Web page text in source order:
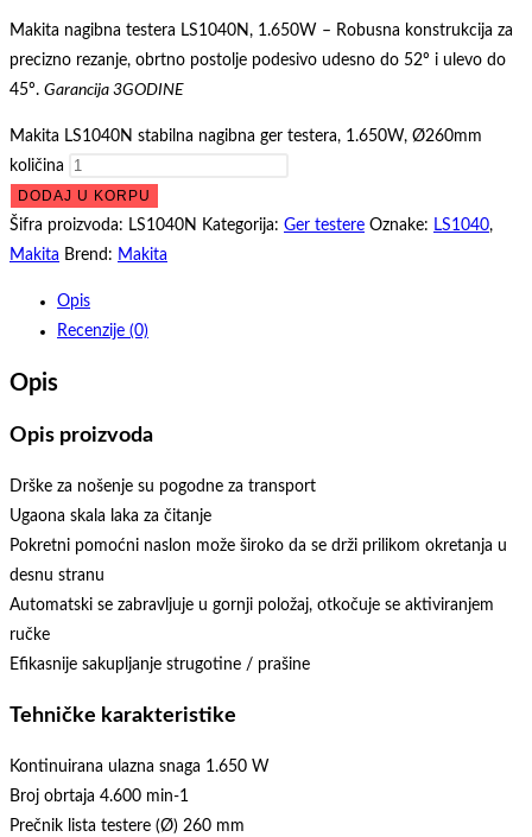
Makita nagibna testera LS1040N, 1.650W – Robusna konstrukcija za
precizno rezanje, obrtno postolje podesivo udesno do 52º i ulevo do
45º. Garancija 3GODINE
Makita LS1040N stabilna nagibna ger testera, 1.650W, Ø260mm
količina
DODAJ U KORPU
Šifra proizvoda: LS1040N Kategorija: Ger testere Oznake: LS1040,
Makita Brend: Makita
Opis
Recenzije (0)
Opis
Opis proizvoda
Drške za nošenje su pogodne za transport
Ugaona skala laka za čitanje
Pokretni pomoćni naslon može široko da se drži prilikom okretanja u
desnu stranu
Automatski se zabravljuje u gornji položaj, otkočuje se aktiviranjem
ručke
Efikasnije sakupljanje strugotine / prašine
Tehničke karakteristike
Kontinuirana ulazna snaga 1.650 W
Broj obrtaja 4.600 min-1
Prečnik lista testere (Ø) 260 mm